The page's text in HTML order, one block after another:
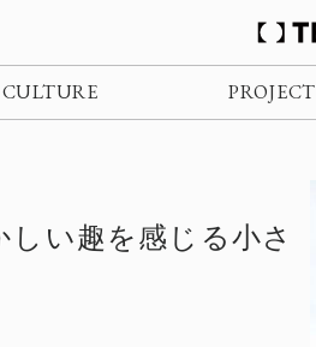
CULTURE PROJECT
しい趣を感じる小さ